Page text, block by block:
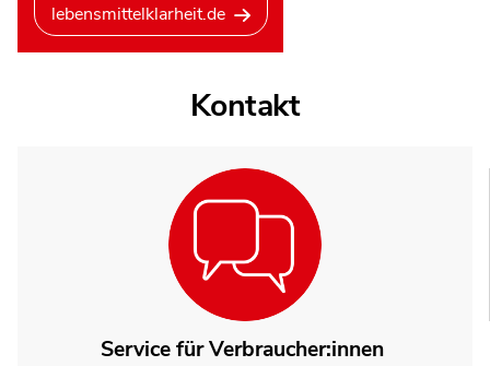
lebensmittelklarheit.de
Kontakt
Service für Verbraucher:innen